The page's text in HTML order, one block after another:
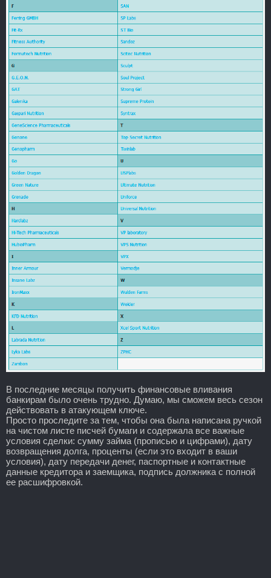
В последние месяцы получить финансовые вливания
банкирам было очень трудно. Думаю, мы сможем весь сезон
действовать в атакующем ключе.
Просто проследите за тем, чтобы она была написана ручкой
на чистом листе писчей бумаги и содержала все важные
условия сделки: сумму займа (прописью и цифрами), дату
возвращения долга, проценты (если это входит в ваши
условия), дату передачи денег, паспортные и контактные
данные кредитора и заемщика, подпись должника с полной
ее расшифровкой.